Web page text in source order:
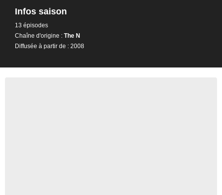
Infos saison
13 épisodes
Chaîne d'origine : The N
Diffusée à partir de : 2008